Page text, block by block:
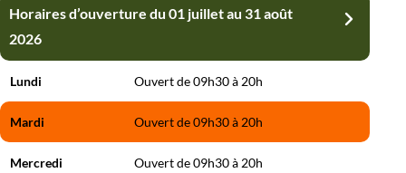
Horaires d’ouverture du 01 juillet au 31 août
2026
Lundi Ouvert de 09h30 à 20h
Mardi Ouvert de 09h30 à 20h
Mercredi Ouvert de 09h30 à 20h
Horaires d’ouverture du 01 septembre au 15
octobre 2026
Mercredi Ouvert de 09h30 à 18h
Jeudi Ouvert de 09h30 à 18h
Vendredi Ouvert de 09h30 à 18h
Horaires d’ouverture du 16 octobre 2026 au
31 mars 2027
Mercredi Ouvert de 10h à 17h
Jeudi Ouvert de 10h à 17h
Vendredi Ouvert de 10h à 17h